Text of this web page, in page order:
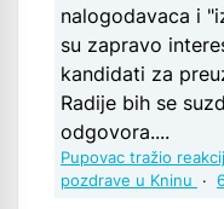
nalogodavaca i
su zapravo
kandidati za
Radije bih se
odgovora....
Pupovac tražio
pozdrave u Kninu
·